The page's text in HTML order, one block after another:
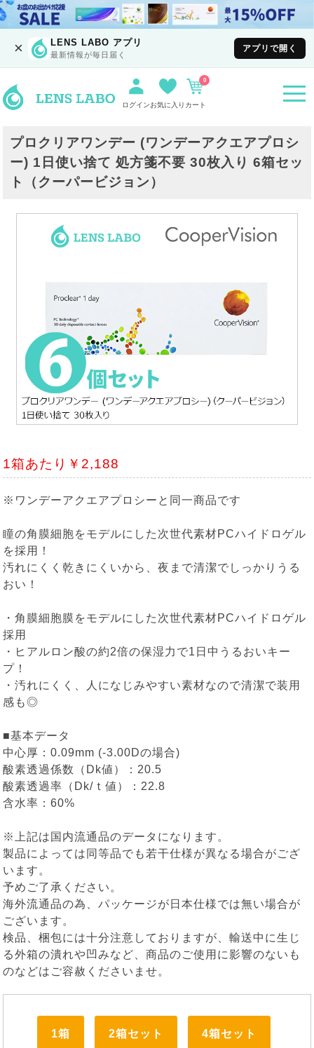
× LENS LABO アプリ
最新情報が毎日届く
アプリで開く
ログインお気に入り カート
0
プロクリアワンデー (ワンデーアクエアプロシ
ー) 1日使い捨て 処方箋不要 30枚入り 6箱セッ
ト（クーパービジョン）
1箱あたり￥2,188
※ワンデーアクエアプロシーと同一商品です
瞳の角膜細胞をモデルにした次世代素材PCハイドロゲル
を採用！
汚れにくく乾きにくいから、夜まで清潔でしっかりうる
おい！
・角膜細胞膜をモデルにした次世代素材PCハイドロゲル
採用
・ヒアルロン酸の約2倍の保湿力で1日中うるおいキー
プ！
・汚れにくく、人になじみやすい素材なので清潔で装用
感も◎
■基本データ
中心厚：0.09mm (-3.00Dの場合)
酸素透過係数（Dk値）：20.5
酸素透過率（Dk/ｔ値）：22.8
含水率：60%
※上記は国内流通品のデータになります。
製品によっては同等品でも若干仕様が異なる場合がござ
います。
予めご了承ください。
海外流通品の為、パッケージが日本仕様では無い場合が
ございます。
検品、梱包には十分注意しておりますが、輸送中に生じ
る外箱の潰れや凹みなど、商品のご使用に影響のないも
のなどはご容赦くださいませ。
1箱 2箱セット 4箱セット